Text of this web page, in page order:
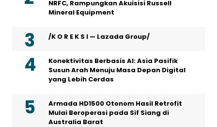
NRFC, Rampungkan Akuisisi Russell
Mineral Equipment
/K O R E K S I — Lazada Group/
Konektivitas Berbasis AI: Asia Pasifik
Susun Arah Menuju Masa Depan Digital
yang Lebih Cerdas
Armada HD1500 Otonom Hasil Retrofit
Mulai Beroperasi pada Sif Siang di
Australia Barat